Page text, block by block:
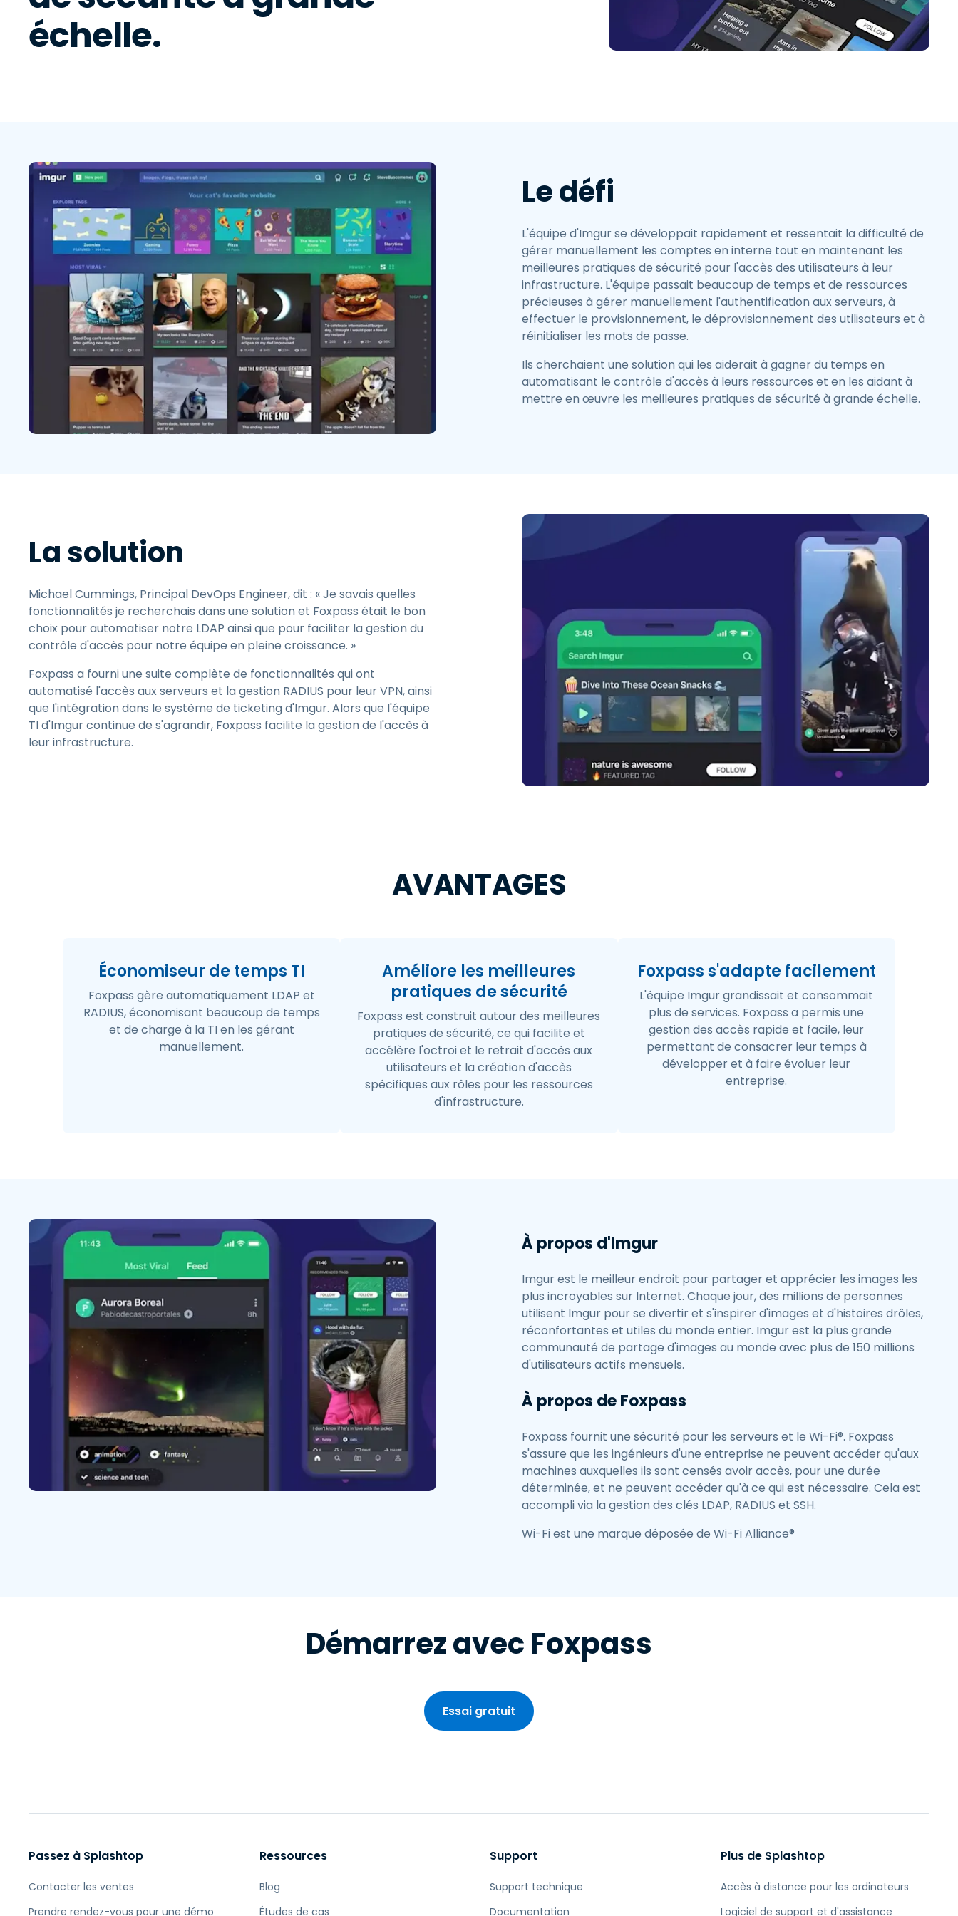
繁體中文
日本語
한국어
échelle.
Le défi
L'équipe d'Imgur se développait rapidement et ressentait la difficulté de
gérer manuellement les comptes en interne tout en maintenant les
meilleures pratiques de sécurité pour l'accès des utilisateurs à leur
infrastructure. L'équipe passait beaucoup de temps et de ressources
précieuses à gérer manuellement l'authentification aux serveurs, à
effectuer le provisionnement, le déprovisionnement des utilisateurs et à
réinitialiser les mots de passe.
Ils cherchaient une solution qui les aiderait à gagner du temps en
automatisant le contrôle d'accès à leurs ressources et en les aidant à
mettre en œuvre les meilleures pratiques de sécurité à grande échelle.
La solution
Michael Cummings, Principal DevOps Engineer, dit : « Je savais quelles
fonctionnalités je recherchais dans une solution et Foxpass était le bon
choix pour automatiser notre LDAP ainsi que pour faciliter la gestion du
contrôle d'accès pour notre équipe en pleine croissance. »
Foxpass a fourni une suite complète de fonctionnalités qui ont
automatisé l'accès aux serveurs et la gestion RADIUS pour leur VPN, ainsi
que l'intégration dans le système de ticketing d'Imgur. Alors que l'équipe
TI d'Imgur continue de s'agrandir, Foxpass facilite la gestion de l'accès à
leur infrastructure.
AVANTAGES
Économiseur de temps TI
Foxpass gère automatiquement LDAP et
RADIUS, économisant beaucoup de temps
et de charge à la TI en les gérant
manuellement.
Améliore les meilleures
pratiques de sécurité
Foxpass est construit autour des meilleures
pratiques de sécurité, ce qui facilite et
accélère l'octroi et le retrait d'accès aux
utilisateurs et la création d'accès
spécifiques aux rôles pour les ressources
d'infrastructure.
Foxpass s'adapte facilement
L'équipe Imgur grandissait et consommait
plus de services. Foxpass a permis une
gestion des accès rapide et facile, leur
permettant de consacrer leur temps à
développer et à faire évoluer leur
entreprise.
À propos d'Imgur
Imgur est le meilleur endroit pour partager et apprécier les images les
plus incroyables sur Internet. Chaque jour, des millions de personnes
utilisent Imgur pour se divertir et s'inspirer d'images et d'histoires drôles,
réconfortantes et utiles du monde entier. Imgur est la plus grande
communauté de partage d'images au monde avec plus de 150 millions
d'utilisateurs actifs mensuels.
À propos de Foxpass
Foxpass fournit une sécurité pour les serveurs et le Wi-Fi®. Foxpass
s'assure que les ingénieurs d'une entreprise ne peuvent accéder qu'aux
machines auxquelles ils sont censés avoir accès, pour une durée
déterminée, et ne peuvent accéder qu'à ce qui est nécessaire. Cela est
accompli via la gestion des clés LDAP, RADIUS et SSH.
Wi-Fi est une marque déposée de Wi-Fi Alliance®
Démarrez avec Foxpass
Essai gratuit
Passez à Splashtop
Contacter les ventes
Prendre rendez-vous pour une démo
Ressources
Blog
Études de cas
Support
Support technique
Documentation
Plus de Splashtop
Accès à distance pour les ordinateurs
Logiciel de support et d'assistance